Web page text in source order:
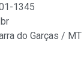
1345
do Garças / MT